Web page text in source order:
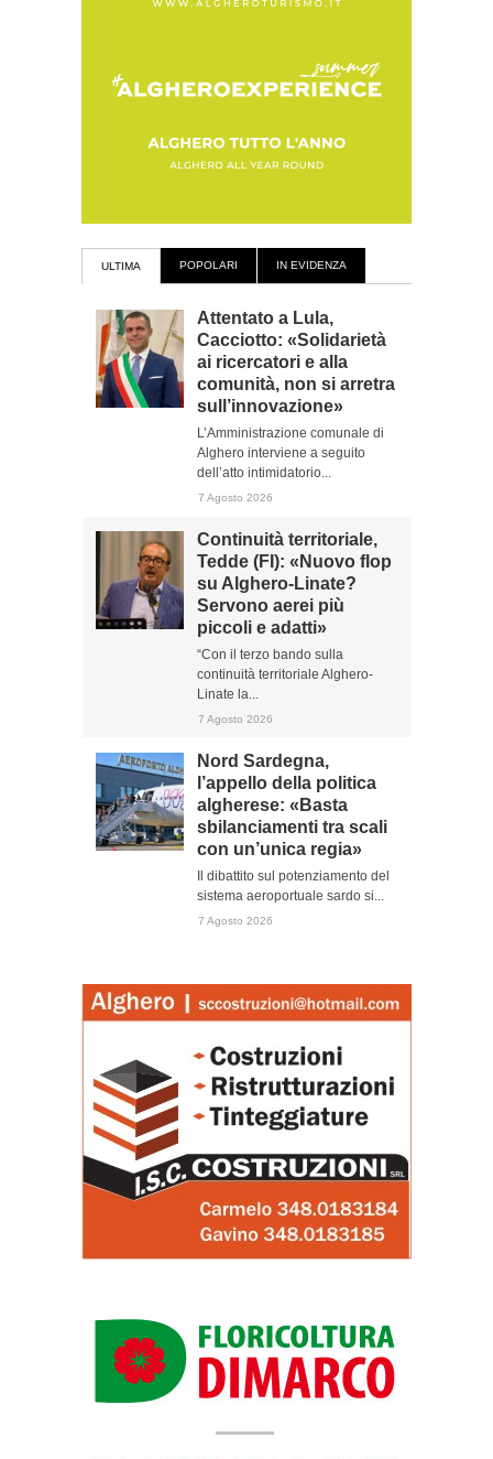
ULTIMA POPOLARI IN EVIDENZA
Attentato a Lula,
Cacciotto: «Solidarietà
ai ricercatori e alla
comunità, non si arretra
sull’innovazione»
L’Amministrazione comunale di
Alghero interviene a seguito
dell’atto intimidatorio...
7 Agosto 2026
Continuità territoriale,
Tedde (FI): «Nuovo flop
su Alghero-Linate?
Servono aerei più
piccoli e adatti»
“Con il terzo bando sulla
continuità territoriale Alghero-
Linate la...
7 Agosto 2026
Nord Sardegna,
l’appello della politica
algherese: «Basta
sbilanciamenti tra scali
con un’unica regia»
Il dibattito sul potenziamento del
sistema aeroportuale sardo si...
7 Agosto 2026